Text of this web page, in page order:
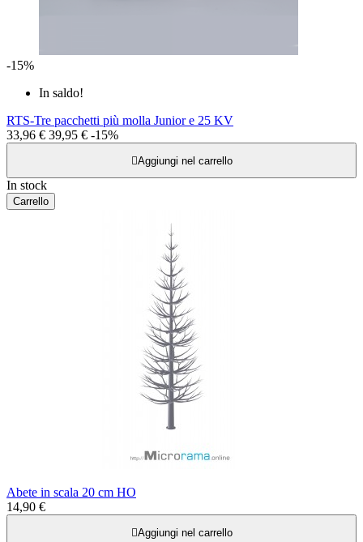
-15%
In saldo!
RTS-Tre pacchetti più molla Junior e 25 KV
33,96 € 39,95 € -15%
Aggiungi nel carrello
In stock
Carrello
Abete in scala 20 cm HO
14,90 €
Aggiungi nel carrello